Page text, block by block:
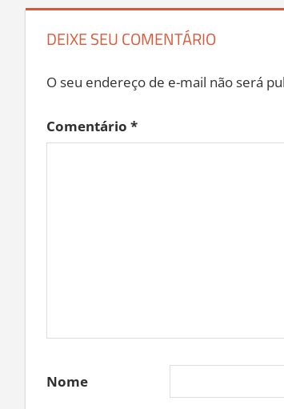
DEIXE SEU COMENTÁRIO
O seu endereço de e-mail não será
Comentário *
Nome